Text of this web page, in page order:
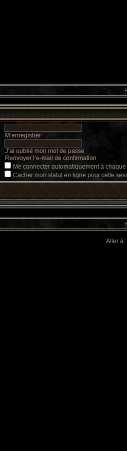
M’enregistrer
J’ai oublié mon mot de passe
Renvoyer l’e-mail de confirmation
Me connecter automatiquement à chaque
Cacher mon statut en ligne pour cette
Aller à: